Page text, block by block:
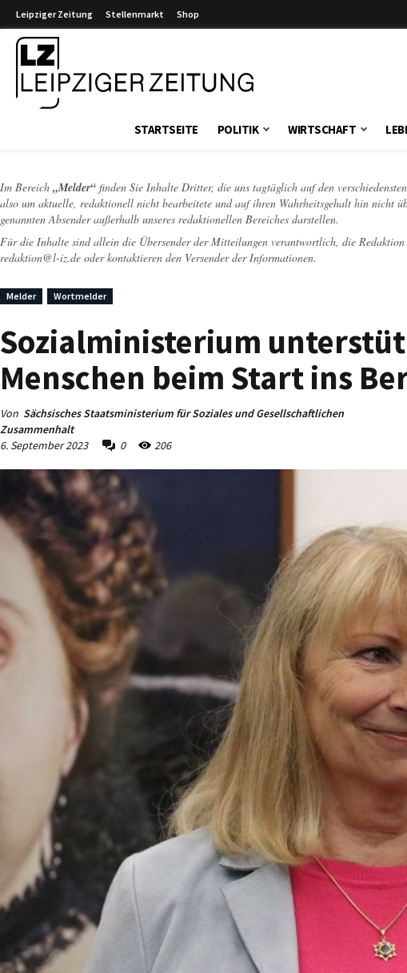
Leipziger Zeitung Stellenmarkt Shop
STARTSEITE POLITIK WIRTSCHAFT
Im Bereich „Melder“ finden Sie Inhalte Dritter, die uns tagtäglich auf den
also um aktuelle, redaktionell nicht bearbeitete und auf ihren Wahrheitsgehalt hin nicht
genannten Absender außerhalb unseres redaktionellen Bereiches darstellen.
Für die Inhalte sind allein die Übersender der Mitteilungen verantwortlich, die
redaktion@l-iz.de oder kontaktieren den Versender der Informationen.
Melder Wortmelder
Sozialministerium
Menschen beim Start ins
Von Sächsisches Staatsministerium für Soziales und Gesellschaftlichen
Zusammenhalt
6. September 2023
0 206